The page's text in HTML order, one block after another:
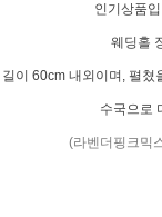
인기상품
웨딩홀
이 60cm 내외이며, 펼쳤
수국으로
(라벤더핑크믹